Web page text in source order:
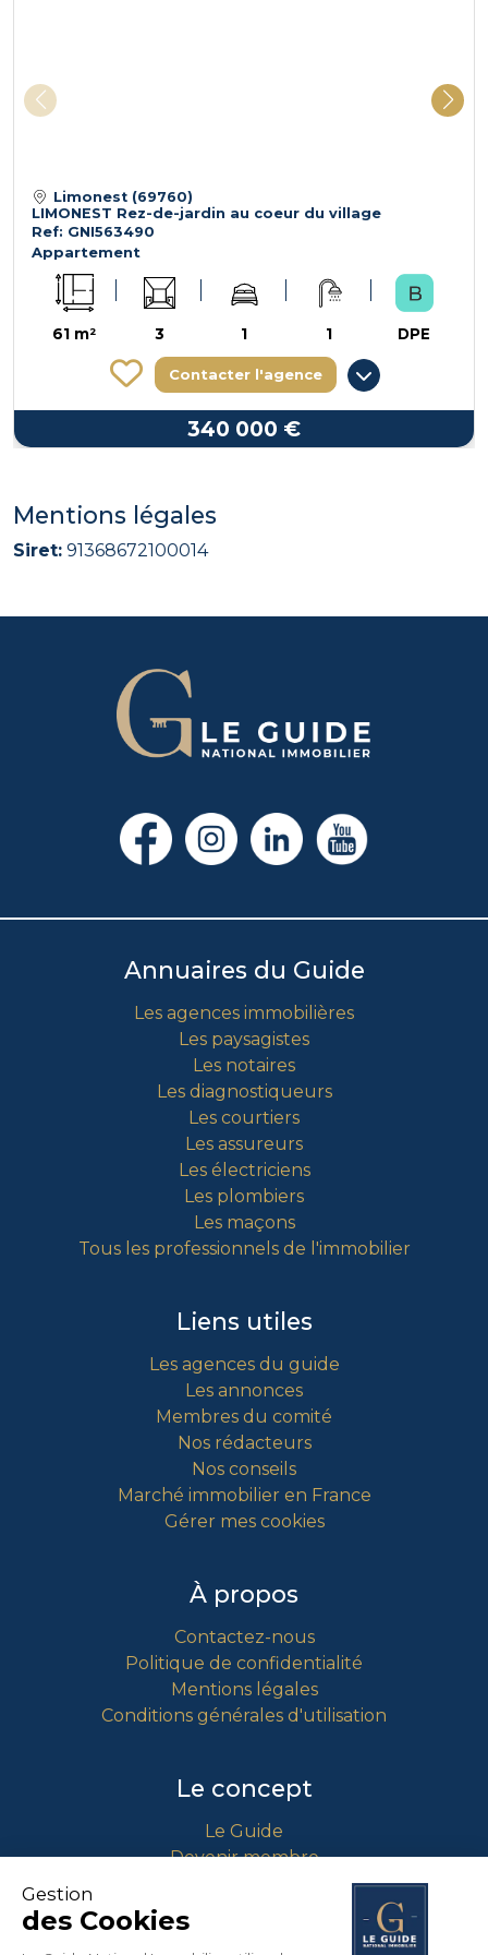
Limonest (69760)
LIMONEST Rez-de-jardin au coeur du village
Ref: GNI563490
Appartement
61 m² 3 1 1 DPE
Contacter l'agence
340 000 €
Mentions légales
Siret: 91368672100014
Annuaires du Guide
Les agences immobilières
Les paysagistes
Les notaires
Les diagnostiqueurs
Les courtiers
Les assureurs
Les électriciens
Les plombiers
Les maçons
Tous les professionnels de l'immobilier
Liens utiles
Les agences du guide
Les annonces
Membres du comité
Nos rédacteurs
Nos conseils
Marché immobilier en France
Gérer mes cookies
À propos
Contactez-nous
Politique de confidentialité
Mentions légales
Conditions générales d'utilisation
Le concept
Le Guide
Devenir membre
Comment intégrer le guide ?
Gestion
des Cookies